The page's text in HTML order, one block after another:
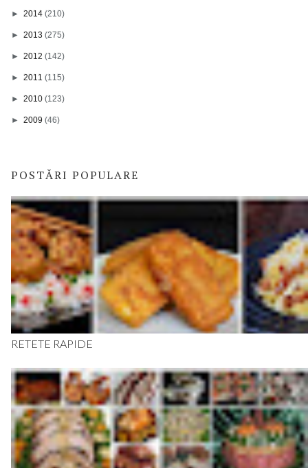
► 2014 (210)
► 2013 (275)
► 2012 (142)
► 2011 (115)
► 2010 (123)
► 2009 (46)
POSTĂRI POPULARE
RETETE RAPIDE